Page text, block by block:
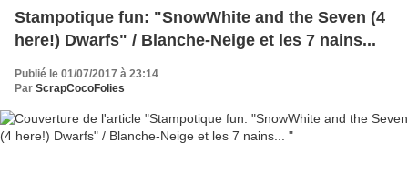
Stampotique fun: "SnowWhite and the Seven (4
here!) Dwarfs" / Blanche-Neige et les 7 nains...
Publié le 01/07/2017 à 23:14
Par ScrapCocoFolies